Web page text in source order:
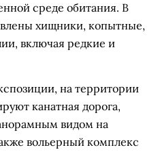
среде обитания. В
хищники, копытные,
включая редкие и
на территории
канатная дорога,
видом на
вольерный комплекс